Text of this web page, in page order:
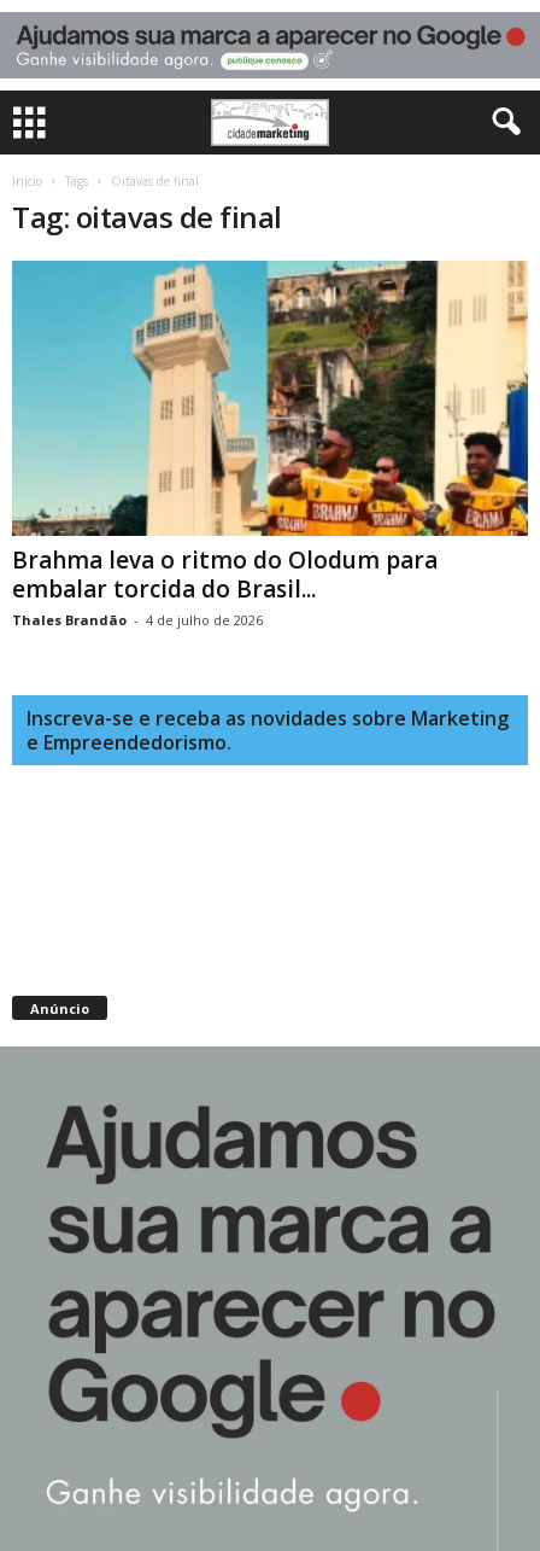
Início Tags Oitavas de final
Tag: oitavas de final
Brahma leva o ritmo do Olodum para
embalar torcida do Brasil...
Thales Brandão - 4 de julho de 2026
Inscreva-se e receba as novidades sobre Marketing
e Empreendedorismo.
Anúncio